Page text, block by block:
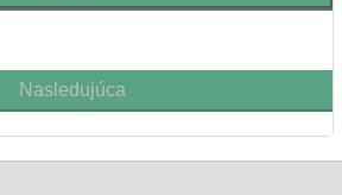
Nasledujúca